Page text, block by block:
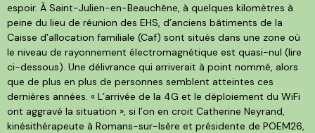
espoir. À Saint-Julien-en-Beauchêne, à quelques kilomètres à
peine du lieu de réunion des EHS, d’anciens bâtiments de la
Caisse d’allocation familiale (Caf) sont situés dans une zone où
le niveau de rayonnement électromagnétique est quasi-nul (lire
ci-dessous). Une délivrance qui arriverait à point nommé, alors
que de plus en plus de personnes semblent atteintes ces
dernières années. « L’arrivée de la 4G et le déploiement du WiFi
ont aggravé la situation », si l’on en croit Catherine Neyrand,
kinésithérapeute à Romans-sur-Isère et présidente de POEM26,